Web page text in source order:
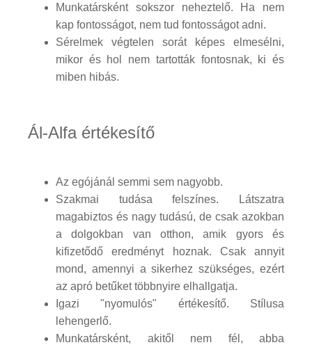
Munkatársként sokszor neheztelő. Ha nem
kap fontosságot, nem tud fontosságot adni.
Sérelmek végtelen sorát képes elmesélni,
mikor és hol nem tartották fontosnak, ki és
miben hibás.
Ál-Alfa értékesítő
Az egójánál semmi sem nagyobb.
Szakmai tudása felszínes. Látszatra
magabiztos és nagy tudású, de csak azokban
a dolgokban van otthon, amik gyors és
kifizetődő eredményt hoznak. Csak annyit
mond, amennyi a sikerhez szükséges, ezért
az apró betűket többnyire elhallgatja.
Igazi "nyomulós" értékesítő. Stílusa
lehengerlő.
Munkatársként, akitől nem fél, abba